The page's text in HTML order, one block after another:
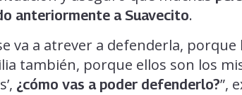
anteriormente a Suavecito.
va a atrever a defenderla, porque
también, porque ellos son los
¿cómo vas a poder defenderlo?”,